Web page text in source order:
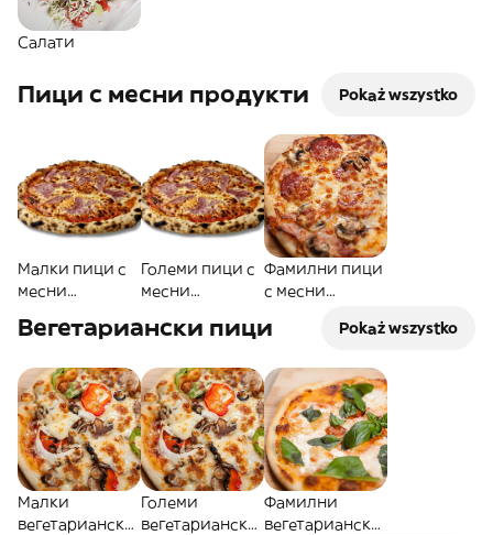
Салати
Пици с месни продукти Pokaż wszystko
Малки пици с
месни
Големи пици с
месни
Фамилни пици
с месни
Вегетариански пици Pokaż wszystko
Малки
вегетариански
Големи
вегетариански
Фамилни
вегетариански